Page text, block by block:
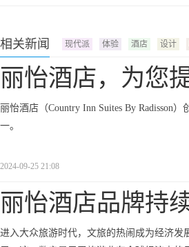
相关新闻 现代派 体验 酒店 设计
丽怡酒店，为您
丽怡酒店（Country Inn Suites By Radisson
一。
2024-09-25 21:08
丽怡酒店品牌持
进入大众旅游时代，文旅的热闹成为经济发